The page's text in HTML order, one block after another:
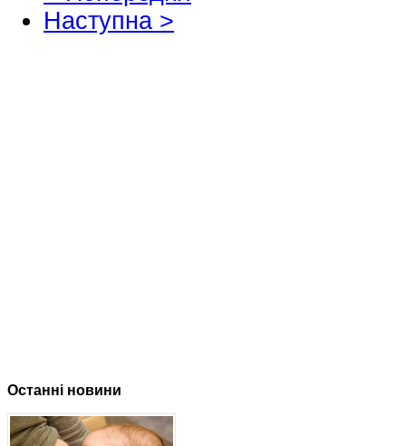
Наступна >
Останні новини